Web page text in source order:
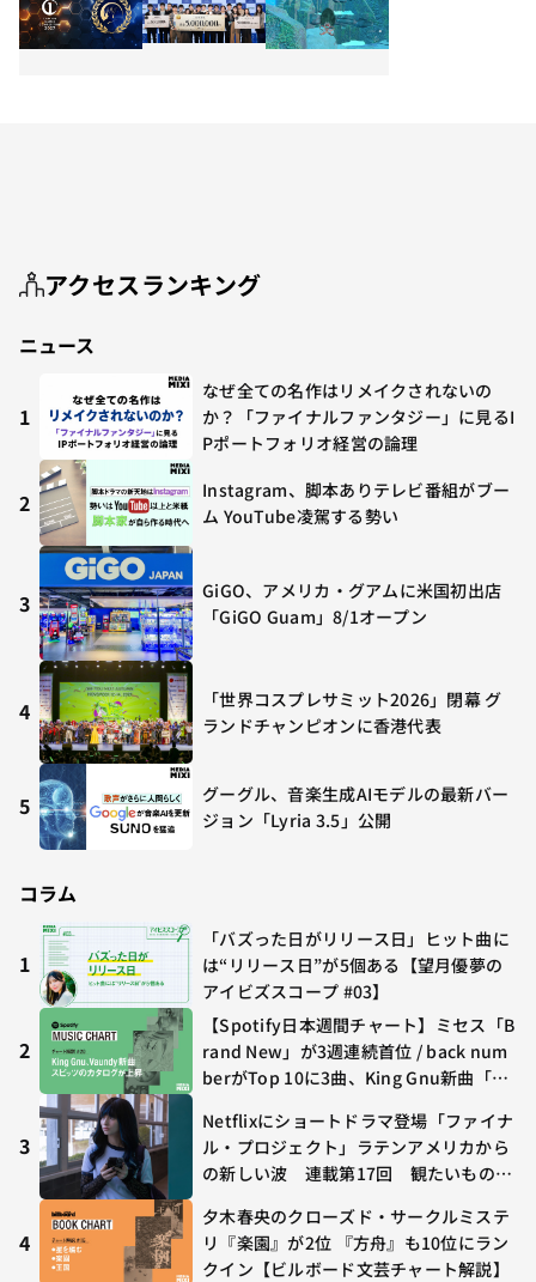
アクセスランキング
ニュース
1
なぜ全ての名作はリメイクされないの
か？「ファイナルファンタジー」に見るI
Pポートフォリオ経営の論理
2
Instagram、脚本ありテレビ番組がブー
ム YouTube凌駕する勢い
3
GiGO、アメリカ・グアムに米国初出店
「GiGO Guam」8/1オープン
4
「世界コスプレサミット2026」閉幕 グ
ランドチャンピオンに香港代表
5
グーグル、音楽生成AIモデルの最新バー
ジョン「Lyria 3.5」公開
コラム
1
「バズった日がリリース日」ヒット曲に
は“リリース日”が5個ある【望月優夢の
アイビズスコープ #03】
2
【Spotify日本週間チャート】ミセス「B
rand New」が3週連続首位 / back num
berがTop 10に3曲、King Gnu新曲「G
年7/24〜7/30
3
Netflixにショートドラマ登場「ファイナ
ル・プロジェクト」ラテンアメリカから
の新しい波 連載第17回 観たいものが
4
夕木春央のクローズド・サークルミステ
リ『楽園』が2位 『方舟』も10位にラン
クイン【ビルボード文芸チャート解説】